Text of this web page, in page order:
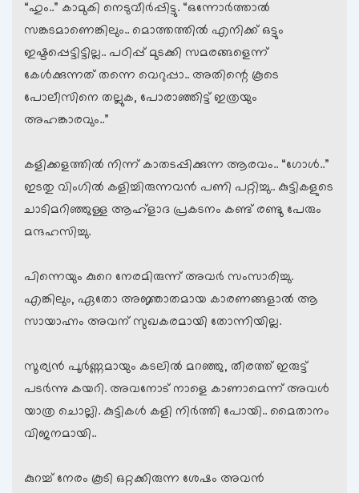
“ഹും..” കാമുകി നെടുവീര്‍പ്പിട്ടു. “ഒന്നോര്‍ത്താല്‍
സങ്കടമാണെങ്കിലും.. മൊത്തത്തില്‍ എനിക്ക് ഒട്ടും
ഇഷ്ടപ്പെട്ടിട്ടില്ല.. പഠിപ്പ് മുടക്കി സമരങ്ങളെന്ന്
കേള്‍ക്കുന്നത് തന്നെ വെറുപ്പാ.. അതിന്റെ കൂടെ
പോലീസിനെ തല്ലുക, പോരാഞ്ഞിട്ട് ഇത്രയും
അഹങ്കാരവും..”
കളിക്കളത്തില്‍ നിന്ന് കാതടപ്പിക്കുന്ന ആരവം.. “ഗോള്‍‌..”
ഇടതു വിംഗില്‍ കളിച്ചിരുന്നവന്‍ പണി പറ്റിച്ചു.. കുട്ടികളുടെ
ചാടിമറിഞ്ഞുള്ള ആഹ്ളാദ പ്രകടനം കണ്ട് രണ്ടു പേരും
മന്ദഹസിച്ചു.
പിന്നെയും കുറെ നേരമിരുന്ന് അവര്‍ സംസാരിച്ചു.
എങ്കിലും, ഏതോ അജ്ഞാതമായ കാരണങ്ങളാല്‍ ആ
സായാഹ്നം അവന് സുഖകരമായി തോന്നിയില്ല.
സൂര്യന്‍ പൂര്‍ണ്ണമായും കടലില്‍ മറഞ്ഞു, തീരത്ത് ഇരുട്ട്
പടര്‍ന്നു കയറി. അവനോട് നാളെ കാണാമെന്ന് അവള്‍
യാത്ര ചൊല്ലി. കുട്ടികള്‍ കളി നിര്‍ത്തി പോയി.. മൈതാനം
വിജനമായി..
കുറച്ച് നേരം കൂടി ഒറ്റക്കിരുന്ന ശേഷം അവന്‍